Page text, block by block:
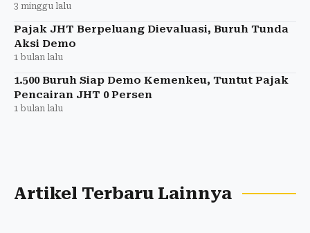
3 minggu lalu
Pajak JHT Berpeluang Dievaluasi, Buruh Tunda
Aksi Demo
1 bulan lalu
1.500 Buruh Siap Demo Kemenkeu, Tuntut Pajak
Pencairan JHT 0 Persen
1 bulan lalu
Artikel Terbaru Lainnya